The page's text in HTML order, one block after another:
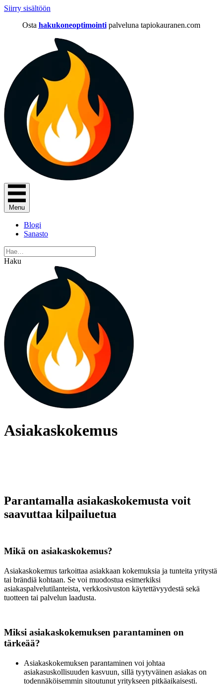
Siirry sisältöön
Osta hakukoneoptimointi palveluna tapiokauranen.com
Menu
Blogi
Sanasto
Haku
Asiakaskokemus
Parantamalla asiakaskokemusta voit
saavuttaa kilpailuetua
Mikä on asiakaskokemus?
Asiakaskokemus tarkoittaa asiakkaan kokemuksia ja tunteita yritystä
tai brändiä kohtaan. Se voi muodostua esimerkiksi
asiakaspalvelutilanteista, verkkosivuston käytettävyydestä sekä
tuotteen tai palvelun laadusta.
Miksi asiakaskokemuksen parantaminen on
tärkeää?
Asiakaskokemuksen parantaminen voi johtaa
asiakasuskollisuuden kasvuun, sillä tyytyväinen asiakas on
todennäköisemmin sitoutunut yritykseen pitkäaikaisesti.